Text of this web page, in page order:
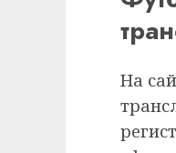
На